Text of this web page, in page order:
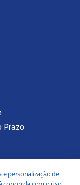
Prazo
personalização de